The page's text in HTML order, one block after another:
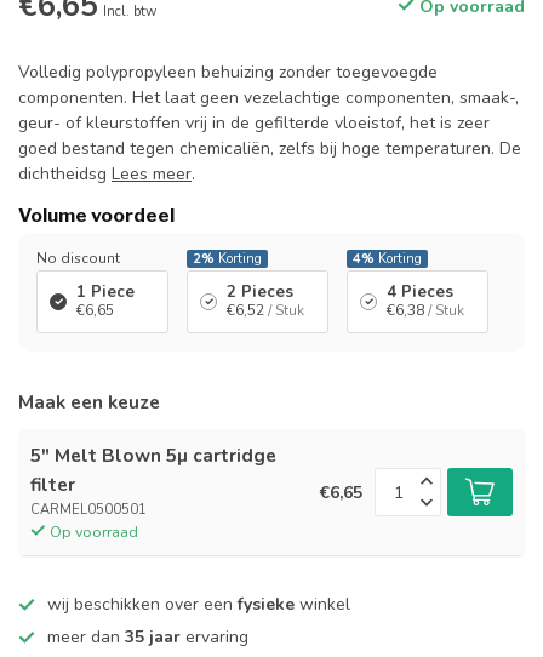
Incl. btw Op voorraad
Volledig polypropyleen behuizing zonder toegevoegde
componenten. Het laat geen vezelachtige componenten, smaak-,
geur- of kleurstoffen vrij in de gefilterde vloeistof, het is zeer
goed bestand tegen chemicaliën, zelfs bij hoge temperaturen. De
dichtheidsg Lees meer.
Volume voordeel
No discount
1 Piece
€6,65
2% Korting
2 Pieces
€6,52/ Stuk
4% Korting
4 Pieces
€6,38/ Stuk
Maak een keuze
5" Melt Blown 5µ cartridge
filter
CARMEL0500501
Op voorraad
€6,65
wij beschikken over eenfysieke winkel
meer dan 35 jaar ervaring